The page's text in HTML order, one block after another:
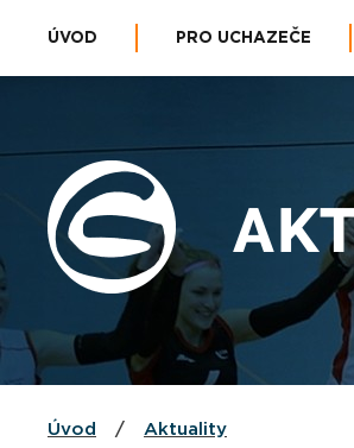
ÚVOD PRO UCHAZEČE
Úvod / Aktuality